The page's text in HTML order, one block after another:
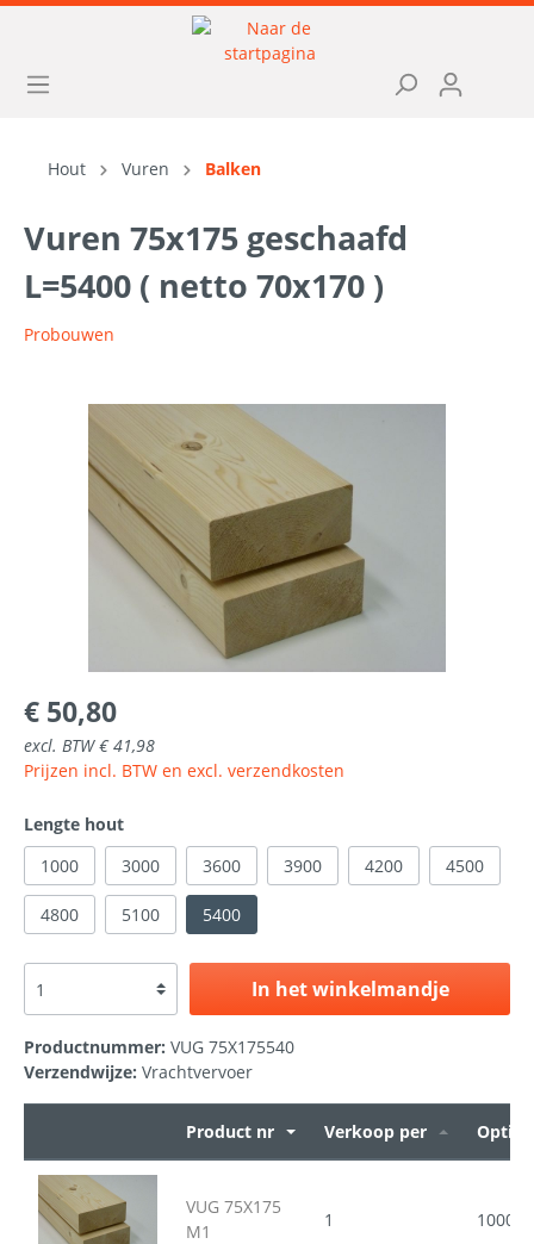
Hout Vuren Balken
Vuren 75x175 geschaafd
L=5400 ( netto 70x170 )
Probouwen
€ 50,80
excl. BTW € 41,98
Prijzen incl. BTW en excl. verzendkosten
Lengte hout
1000
3000 3600 3900 4200 4500
4800 5100 5400
In het winkelmandje
Productnummer: VUG 75X175540
Verzendwijze: Vrachtvervoer
Product nr Verkoop per Opties
VUG 75X175
M1
1 1000